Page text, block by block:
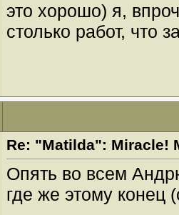
это хорошо) я,
столько работ, что
Re: "Matilda": Miracle!
Опять во всем
где же этому конец